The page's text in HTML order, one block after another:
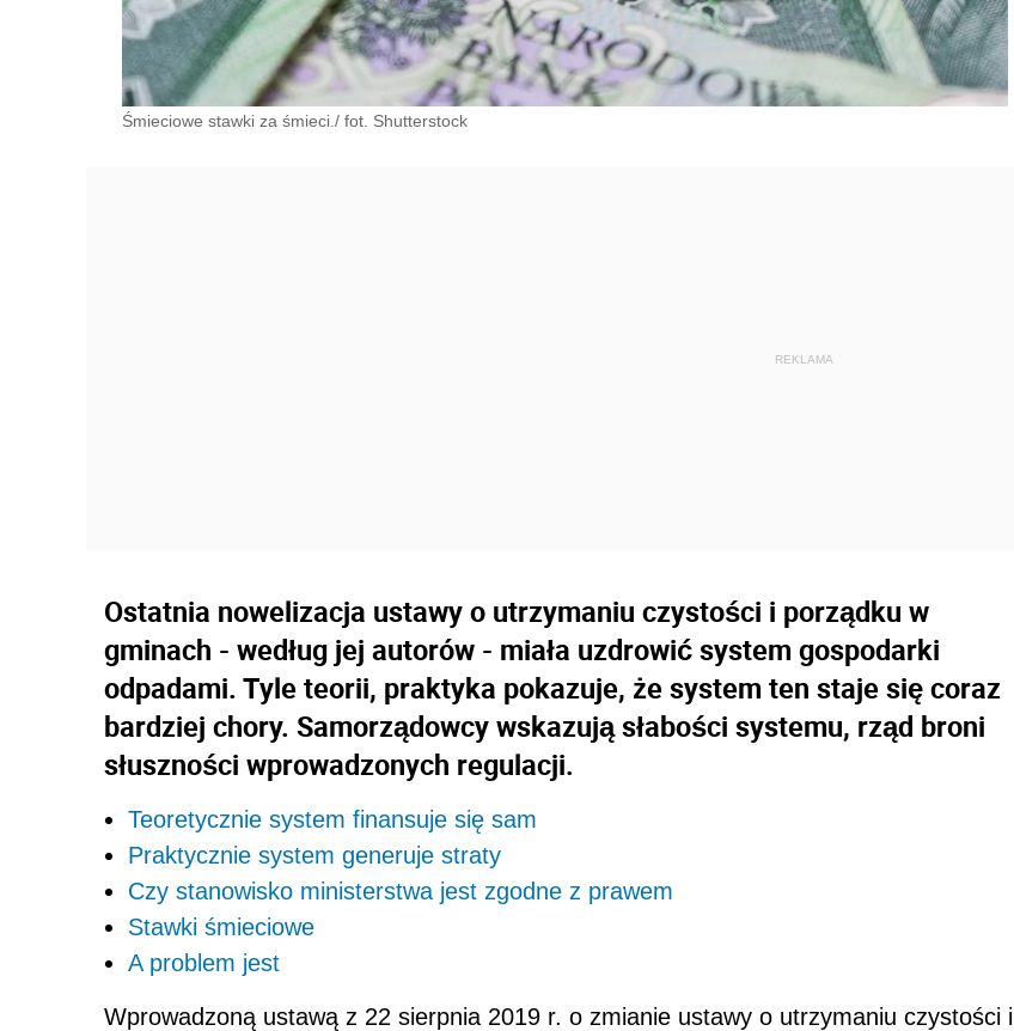
Śmieciowe stawki za śmieci./ fot. Shutterstock
Ostatnia nowelizacja ustawy o utrzymaniu czystości i porządku w
gminach - według jej autorów - miała uzdrowić system gospodarki
odpadami. Tyle teorii, praktyka pokazuje, że system ten staje się coraz
bardziej chory. Samorządowcy wskazują słabości systemu, rząd broni
słuszności wprowadzonych regulacji.
Teoretycznie system finansuje się sam
Praktycznie system generuje straty
Czy stanowisko ministerstwa jest zgodne z prawem
Stawki śmieciowe
A problem jest
Wprowadzoną ustawą z 22 sierpnia 2019 r. o zmianie ustawy o utrzymaniu czystości i